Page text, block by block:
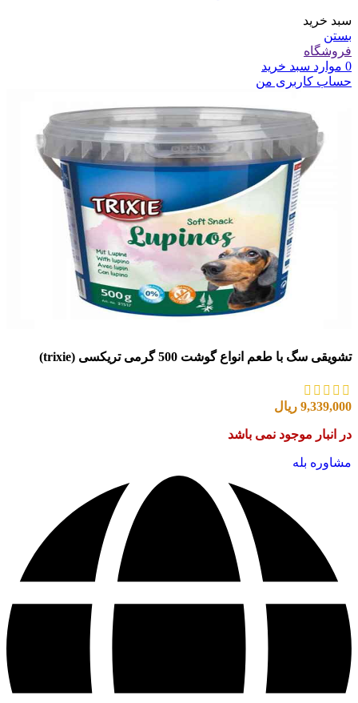
سبد خرید
بستن
فروشگاه
0 موارد سبد خرید
حساب کاربری من
تشویقی سگ با طعم انواع گوشت 500 گرمی تریکسی (trixie)
9,339,000 ریال
در انبار موجود نمی باشد
مشاوره بله